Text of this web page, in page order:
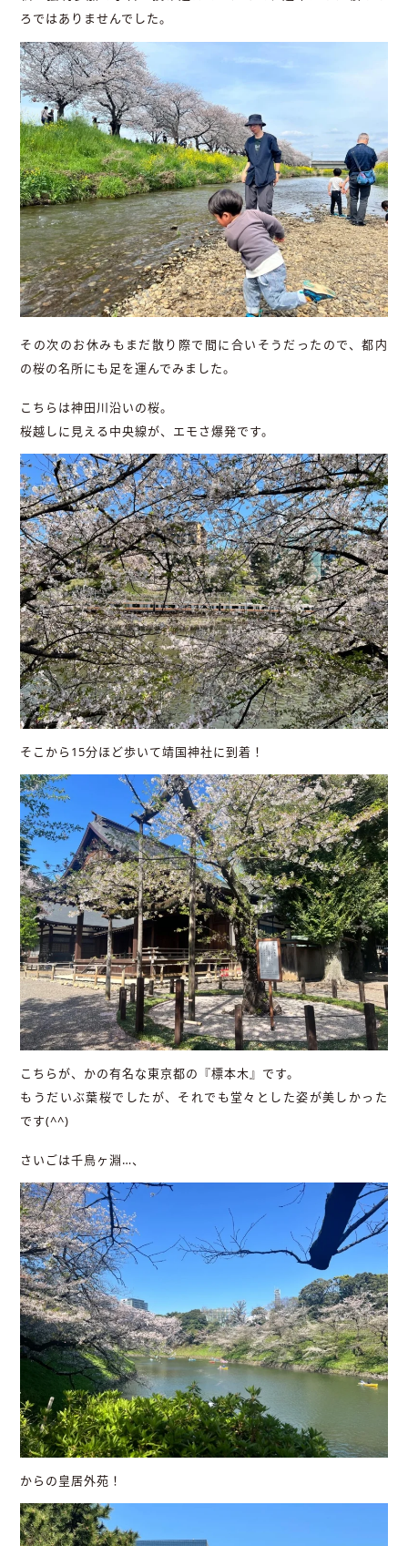
ろではありませんでした。
その次のお休みもまだ散り際で間に合いそうだったので、都内
の桜の名所にも足を運んでみました。
こちらは神田川沿いの桜。
桜越しに見える中央線が、エモさ爆発です。
そこから15分ほど歩いて靖国神社に到着！
こちらが、かの有名な東京都の『標本木』です。
もうだいぶ葉桜でしたが、それでも堂々とした姿が美しかった
です(^^)
さいごは千鳥ヶ淵…、
からの皇居外苑！